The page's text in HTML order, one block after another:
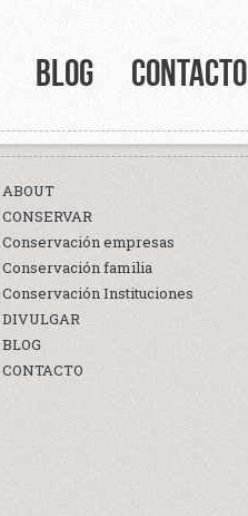
BLOG CONTACTO
ABOUT
CONSERVAR
Conservación empresas
Conservación familia
Conservación Instituciones
DIVULGAR
BLOG
CONTACTO